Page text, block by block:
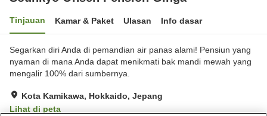
Tinjauan Kamar & Paket Ulasan Info dasar
Segarkan diri Anda di pemandian air panas alami! Pensiun yang
nyaman di mana Anda dapat menikmati bak mandi mewah yang
mengalir 100% dari sumbernya.
Kota Kamikawa, Hokkaido, Jepang
Lihat di peta